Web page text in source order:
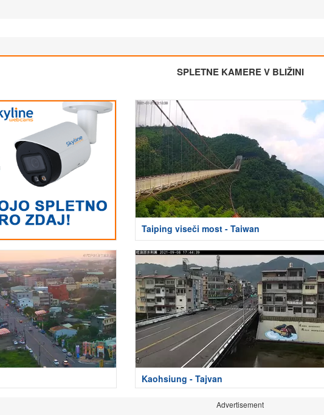
SPLETNE KAMERE V BLIŽINI
Taiping viseči most - Taiwan
Kaohsiung - Tajvan
Advertisement